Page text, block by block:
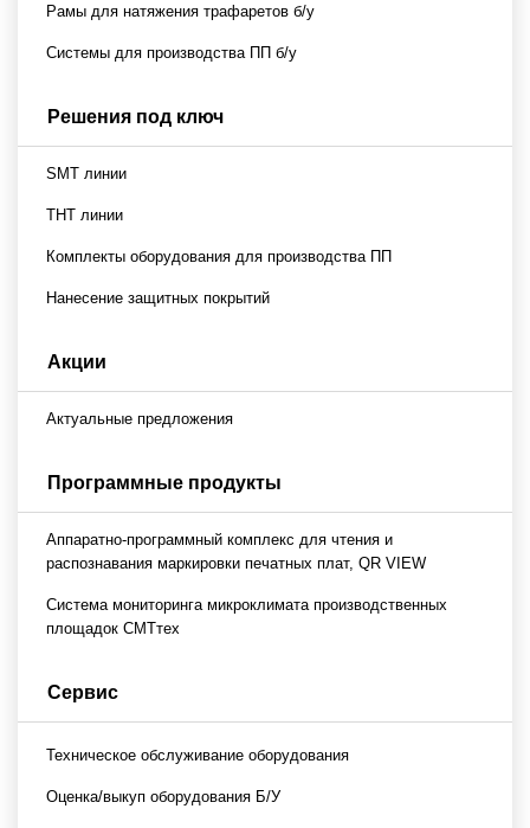
Рамы для натяжения трафаретов б/у
Системы для производства ПП б/у
Решения под ключ
SMT линии
THT линии
Комплекты оборудования для производства ПП
Нанесение защитных покрытий
Акции
Актуальные предложения
Программные продукты
Аппаратно-программный комплекс для чтения и
распознавания маркировки печатных плат, QR VIEW
Система мониторинга микроклимата производственных
площадок СМТтех
Сервис
Техническое обслуживание оборудования
Оценка/выкуп оборудования Б/У